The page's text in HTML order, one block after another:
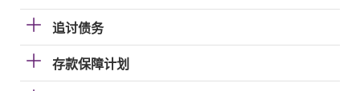
追讨债务
存款保障计划